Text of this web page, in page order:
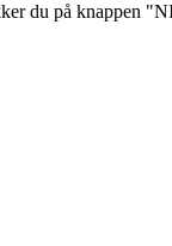
du på knappen